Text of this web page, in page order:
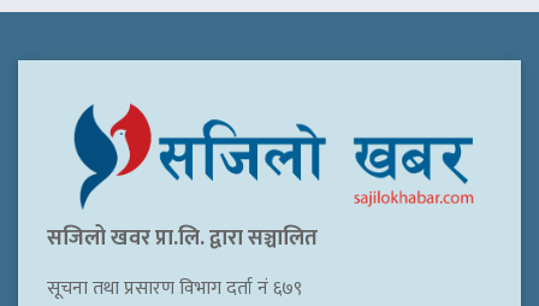
सजिलो खवर प्रा.लि. द्वारा सञ्चालित
सूचना तथा प्रसारण विभाग दर्ता नं ६७९